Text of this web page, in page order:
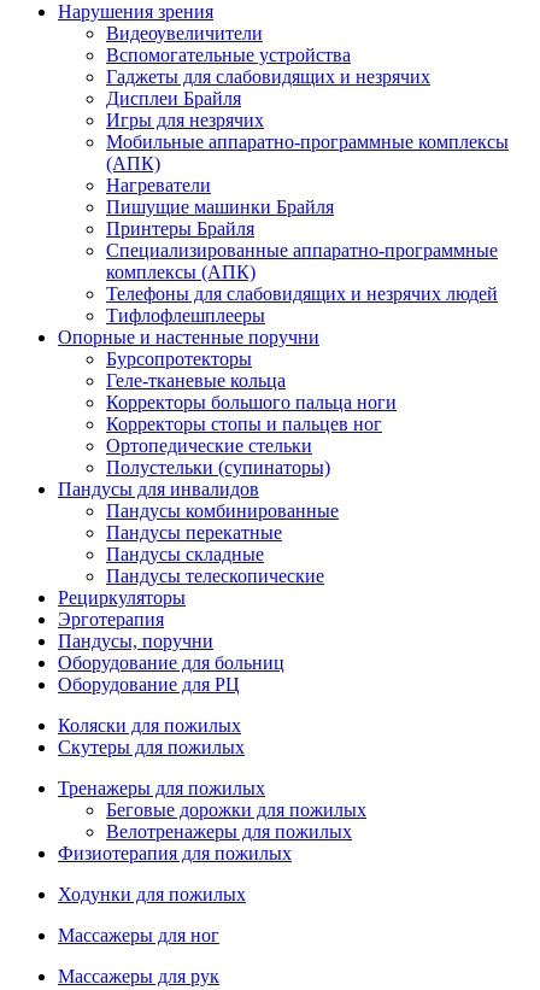
Нарушения зрения
Видеоувеличители
Вспомогательные устройства
Гаджеты для слабовидящих и незрячих
Дисплеи Брайля
Игры для незрячих
Мобильные аппаратно-программные комплексы
(АПК)
Нагреватели
Пишущие машинки Брайля
Принтеры Брайля
Специализированные аппаратно-программные
комплексы (АПК)
Телефоны для слабовидящих и незрячих людей
Тифлофлешплееры
Опорные и настенные поручни
Бурсопротекторы
Геле-тканевые кольца
Корректоры большого пальца ноги
Корректоры стопы и пальцев ног
Ортопедические стельки
Полустельки (супинаторы)
Пандусы для инвалидов
Пандусы комбинированные
Пандусы перекатные
Пандусы складные
Пандусы телескопические
Рециркуляторы
Эрготерапия
Пандусы, поручни
Оборудование для больниц
Оборудование для РЦ
Коляски для пожилых
Скутеры для пожилых
Тренажеры для пожилых
Беговые дорожки для пожилых
Велотренажеры для пожилых
Физиотерапия для пожилых
Ходунки для пожилых
Массажеры для ног
Массажеры для рук